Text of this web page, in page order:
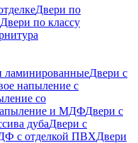
Двери по
Двери по классу
ламинированныеДвери с
напыление с
со
и МДФДвери с
дубаДвери с
с отделкой ПВХДвери